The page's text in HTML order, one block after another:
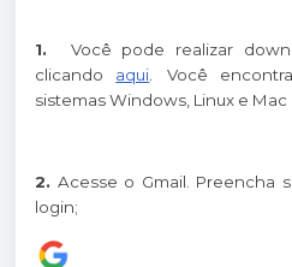
1. Você pode realizar
clicando
aqui
Você
sistemas Windows, Linux e Mac
2. Acesse o Gmail. Preencha
login;